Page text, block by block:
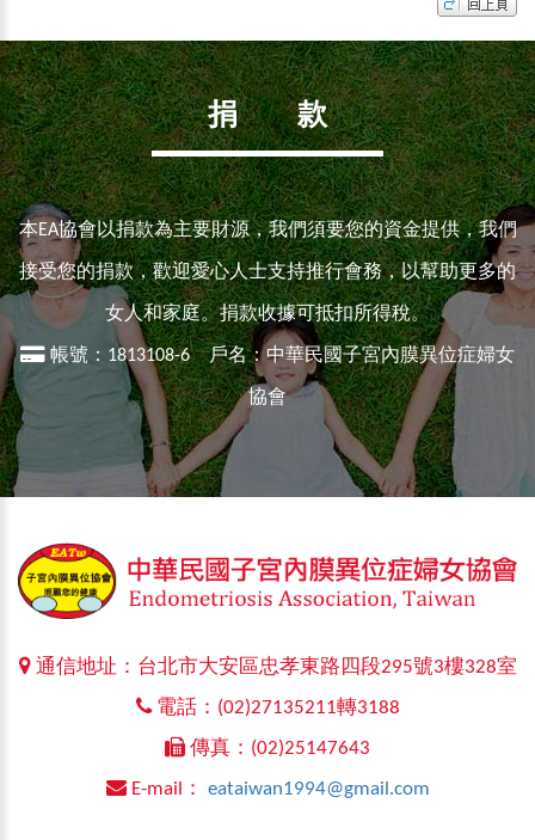
捐 款
本EA協會以捐款為主要財源，我們須要您的資金提供，我們
接受您的捐款，歡迎愛心人士支持推行會務，以幫助更多的
女人和家庭。捐款收據可抵扣所得稅。
帳號：1813108-6 戶名：中華民國子宮內膜異位症婦女
協會
通信地址：台北市大安區忠孝東路四段295號3樓328室
電話：(02)27135211轉3188
傳真：(02)25147643
E-mail： eataiwan1994@gmail.com